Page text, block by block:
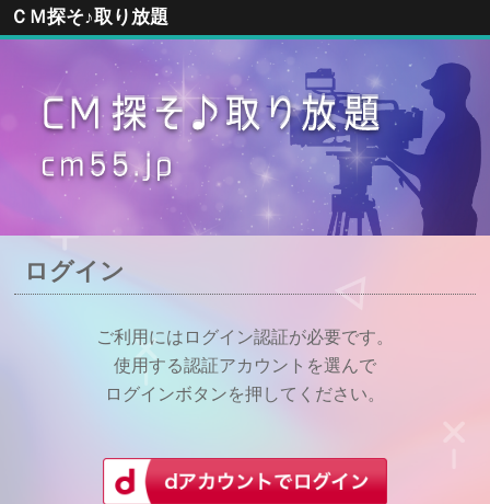
ＣＭ探そ♪取り放題
ログイン
ご利用にはログイン認証が必要です。
使用する認証アカウントを選んで
ログインボタンを押してください。